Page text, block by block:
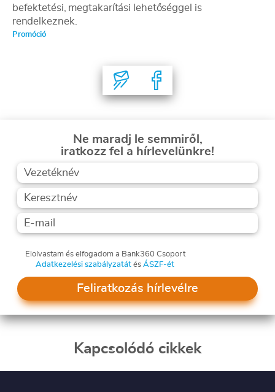
befektetési, megtakarítási lehetőséggel is
rendelkeznek.
Promóció
Ne maradj le semmiről,
iratkozz fel a hírlevelünkre!
Elolvastam és elfogadom a Bank360 Csoport
Adatkezelési szabályzatátés ÁSZF-ét
Feliratkozás hírlevélre
Kapcsolódó cikkek